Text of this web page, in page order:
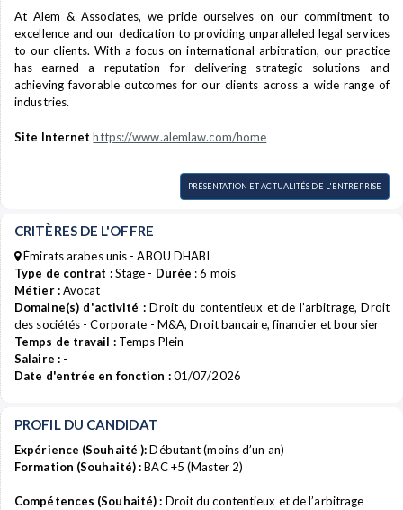
At Alem & Associates, we pride ourselves on our commitment to
excellence and our dedication to providing unparalleled legal services
to our clients. With a focus on international arbitration, our practice
has earned a reputation for delivering strategic solutions and
achieving favorable outcomes for our clients across a wide range of
industries.
Site Internet https://www.alemlaw.com/home
PRÉSENTATION ET ACTUALITÉS DE L'ENTREPRISE
CRITÈRES DE L'OFFRE
Émirats arabes unis - ABOU DHABI
Type de contrat :Stage - Durée : 6 mois
Métier :Avocat
Domaine(s) d'activité :Droit du contentieux et de l’arbitrage, Droit
des sociétés - Corporate - M&A, Droit bancaire, financier et boursier
Temps de travail :Temps Plein
Salaire :-
Date d'entrée en fonction :01/07/2026
PROFIL DU CANDIDAT
Expérience (Souhaité ):Débutant (moins d’un an)
Formation (Souhaité) :BAC +5 (Master 2)
Compétences (Souhaité) : Droit du contentieux et de l’arbitrage